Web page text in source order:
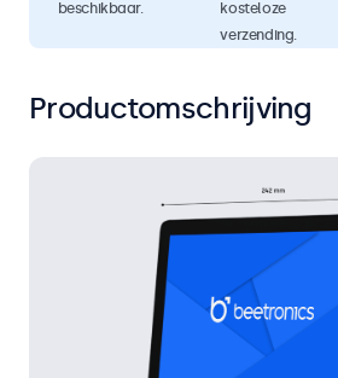
beschikbaar.
kosteloze
verzending.
Productomschrijving